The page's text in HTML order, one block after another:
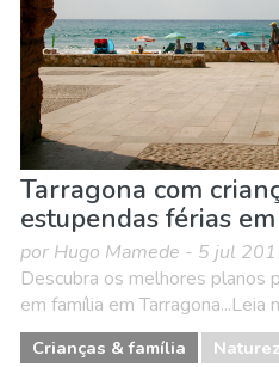
Tarragona com
estupendas férias
por Hugo Mamede - 5 jul
Descubra os melhores planos
em família em Tarragona...Leia
Crianças & família